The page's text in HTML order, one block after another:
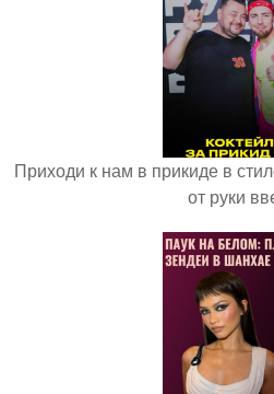
Приходи к нам в прикиде в
от руки